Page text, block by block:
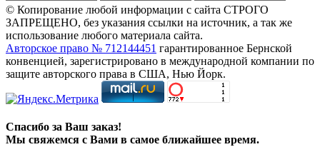
© Копирование любой информации с сайта СТРОГО
ЗАПРЕЩЕНО, без указания ссылки на источник, а так же
использование любого материала сайта.
Авторское право № 712144451 гарантированное Бернской
конвенцией, зарегистрировано в международной компании по
защите авторского права в США, Нью Йорк.
Спасибо за Ваш заказ!
Мы свяжемся с Вами в самое ближайшее время.